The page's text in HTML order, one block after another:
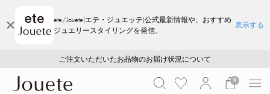
ete/Jouete(エテ・ジュエッテ)公式最新情報や、おすすめ
ジュエリースタイリングを発信。
表示する
採用のご案内
ご注文いただいたお品物のお届け状況について
夏季休業についてのご案内
WEB LIMITED ITEMS >>
採用のご案内
ご注文いただいたお品物のお届け状況について
0